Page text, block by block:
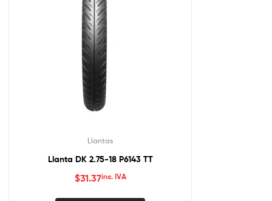
Llantas
Llanta DK 2.75-18 P6143 TT
$31.37inc. IVA